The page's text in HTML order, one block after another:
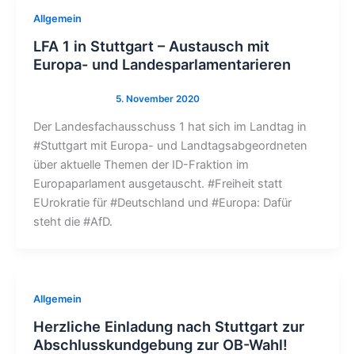
Allgemein
LFA 1 in Stuttgart – Austausch mit
Europa- und Landesparlamentarieren
Der Landesfachausschuss 1 hat sich im Landtag in
#Stuttgart mit Europa- und Landtagsabgeordneten
über aktuelle Themen der ID-Fraktion im
Europaparlament ausgetauscht. #Freiheit statt
EUrokratie für #Deutschland und #Europa: Dafür
steht die #AfD.
Allgemein
Herzliche Einladung nach Stuttgart zur
Abschlusskundgebung zur OB-Wahl!